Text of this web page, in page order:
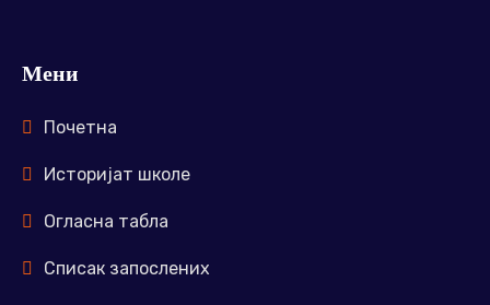
Мени
Почетна
Историјат школе
Огласна табла
Списак запослених